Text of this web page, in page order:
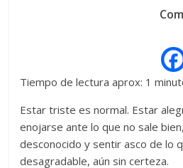
Tiempo de lectura aprox: 1
Estar triste es normal. Estar
enojarse ante lo que no sale
desconocido y sentir asco de lo
desagradable, aún sin certeza.